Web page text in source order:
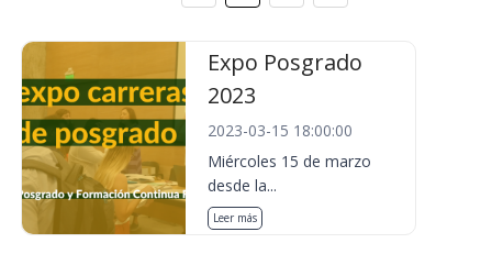
Expo Posgrado
2023
2023-03-15 18:00:00
Miércoles 15 de marzo
desde la...
Leer más